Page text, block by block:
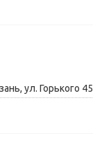
ул. Горького 45